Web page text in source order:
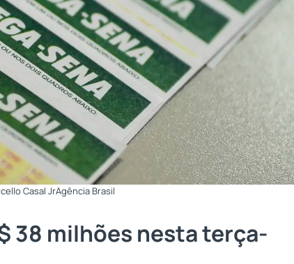
Casal JrAgência Brasil
38 milhões nesta terça-